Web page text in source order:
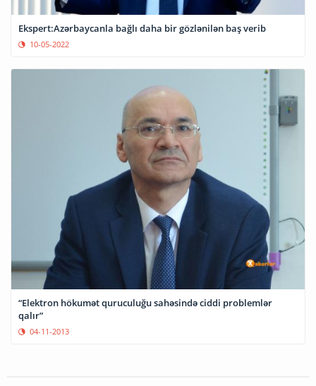
Ekspert:Azərbaycanla bağlı daha bir gözlənilən baş verib
10-05-2022
“Elektron hökumət quruculuğu sahəsində ciddi problemlər
qalır”
04-11-2013